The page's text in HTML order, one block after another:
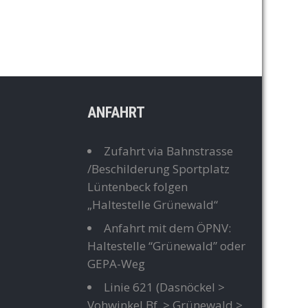
ANFAHRT
Zufahrt via Bahnstrasse
/Beschilderung Sportplatz
Lüntenbeck folgen
„Haltestelle Grünewald“
Anfahrt mit dem ÖPNV:
Haltestelle “Grünewald” oder
GEPA-Weg
Linie 621 (Dasnöckel >
Vohwinkel Bf. > Grünewald >